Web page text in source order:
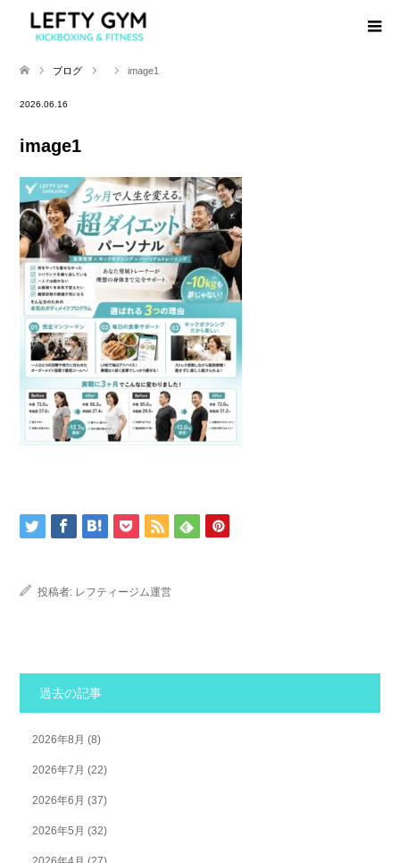
ブログ image1
2026.06.16
image1
投稿者: レフティージム運営
過去の記事
2026年8月 (8)
2026年7月 (22)
2026年6月 (37)
2026年5月 (32)